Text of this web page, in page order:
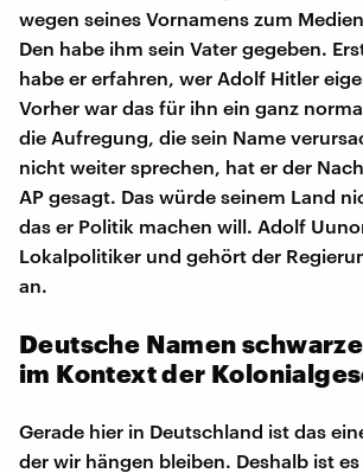
wegen seines Vornamens zum
Den habe ihm sein Vater gegeben.
habe er erfahren, wer Adolf Hitler
Vorher war das für ihn ein ganz
die Aufregung, die sein Name
nicht weiter sprechen, hat er der
AP gesagt. Das würde seinem Land
das er Politik machen will. Adolf
Lokalpolitiker und gehört der
an.
Deutsche Namen
im Kontext der
Gerade hier in Deutschland ist das
der wir hängen bleiben. Deshalb ist